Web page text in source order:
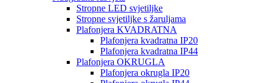
Stropne LED svjetiljke
Stropne svjetiljke s žaruljama
Plafonjera KVADRATNA
Plafonjera kvadratna IP20
Plafonjera kvadratna IP44
Plafonjera OKRUGLA
Plafonjera okrugla IP20